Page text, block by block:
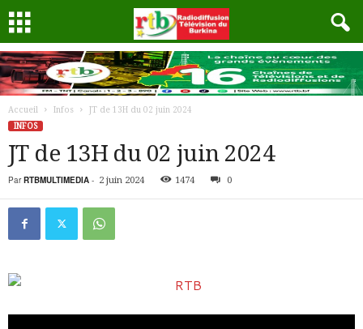
Accueil Infos
JT de 13H du 02 juin 2024
INFOS
JT de 13H du 02 juin 2024
Par RTBMULTIMEDIA - 2 juin 2024 1474 0